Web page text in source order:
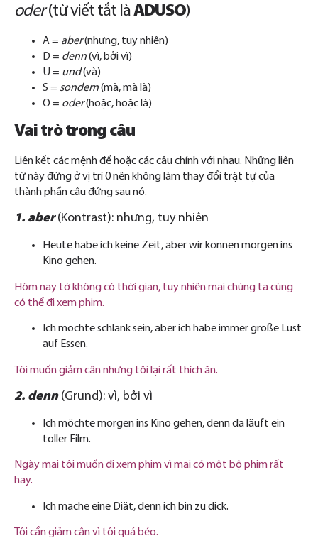
oder(từ viết tắt làADUSO)
A = aber(nhưng, tuy nhiên)
D = denn(vì, bởi vì)
U = und(và)
S = sondern(mà, mà là)
O = oder(hoặc, hoặc là)
Vai trò trong câu
Liên kết các mệnh đề hoặc các câu chính với nhau. Những liên
từ này đứng ở vị trí 0 nên không làm thay đổi trật tự của
thành phần câu đứng sau nó.
1. aber(Kontrast): nhưng, tuy nhiên
Heute habe ich keine Zeit, aber wir können morgen ins
Kino gehen.
Hôm nay tớ không có thời gian, tuy nhiên mai chúng ta cùng
có thể đi xem phim.
Ich möchte schlank sein, aber ich habe immer große Lust
auf Essen.
Tôi muốn giảm cân nhưng tôi lại rất thích ăn.
2. denn (Grund): vì, bởi vì
Ich möchte morgen ins Kino gehen, denn da läuft ein
toller Film.
Ngày mai tôi muốn đi xem phim vì mai có một bộ phim rất
hay.
Ich mache eine Diät, denn ich bin zu dick.
Tôi cần giảm cân vì tôi quá béo.